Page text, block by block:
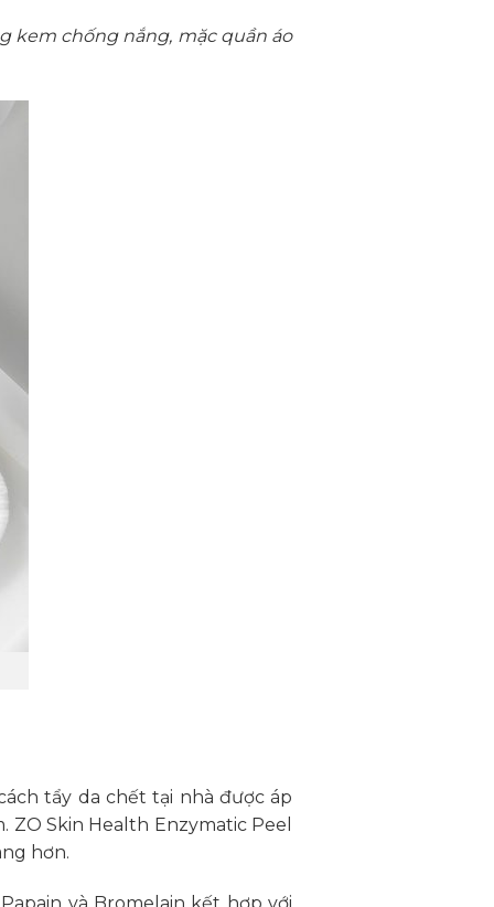
kem chống nắng, mặc quần áo
tẩy da chết tại nhà được áp
Skin Health Enzymatic Peel
hơn.
và Bromelain kết hợp với